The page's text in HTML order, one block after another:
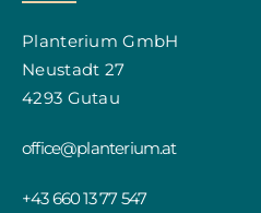
Planterium GmbH
Neustadt 27
4293 Gutau
office@planterium.at
+43 660 13 77 547